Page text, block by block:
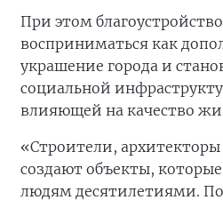
При этом
восприниматься как
украшение города и
социальной
влияющей на качество
«Строители,
создают объекты,
людям десятилетиями.